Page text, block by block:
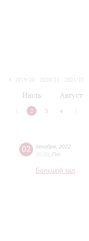
2019/20
2020/21 2021/22
Июль Август
2 3 4 5
02 декабря 2022
20:00 Пт
Большой зал